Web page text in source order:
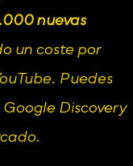
nuevas
un coste por
Puedes
Discovery